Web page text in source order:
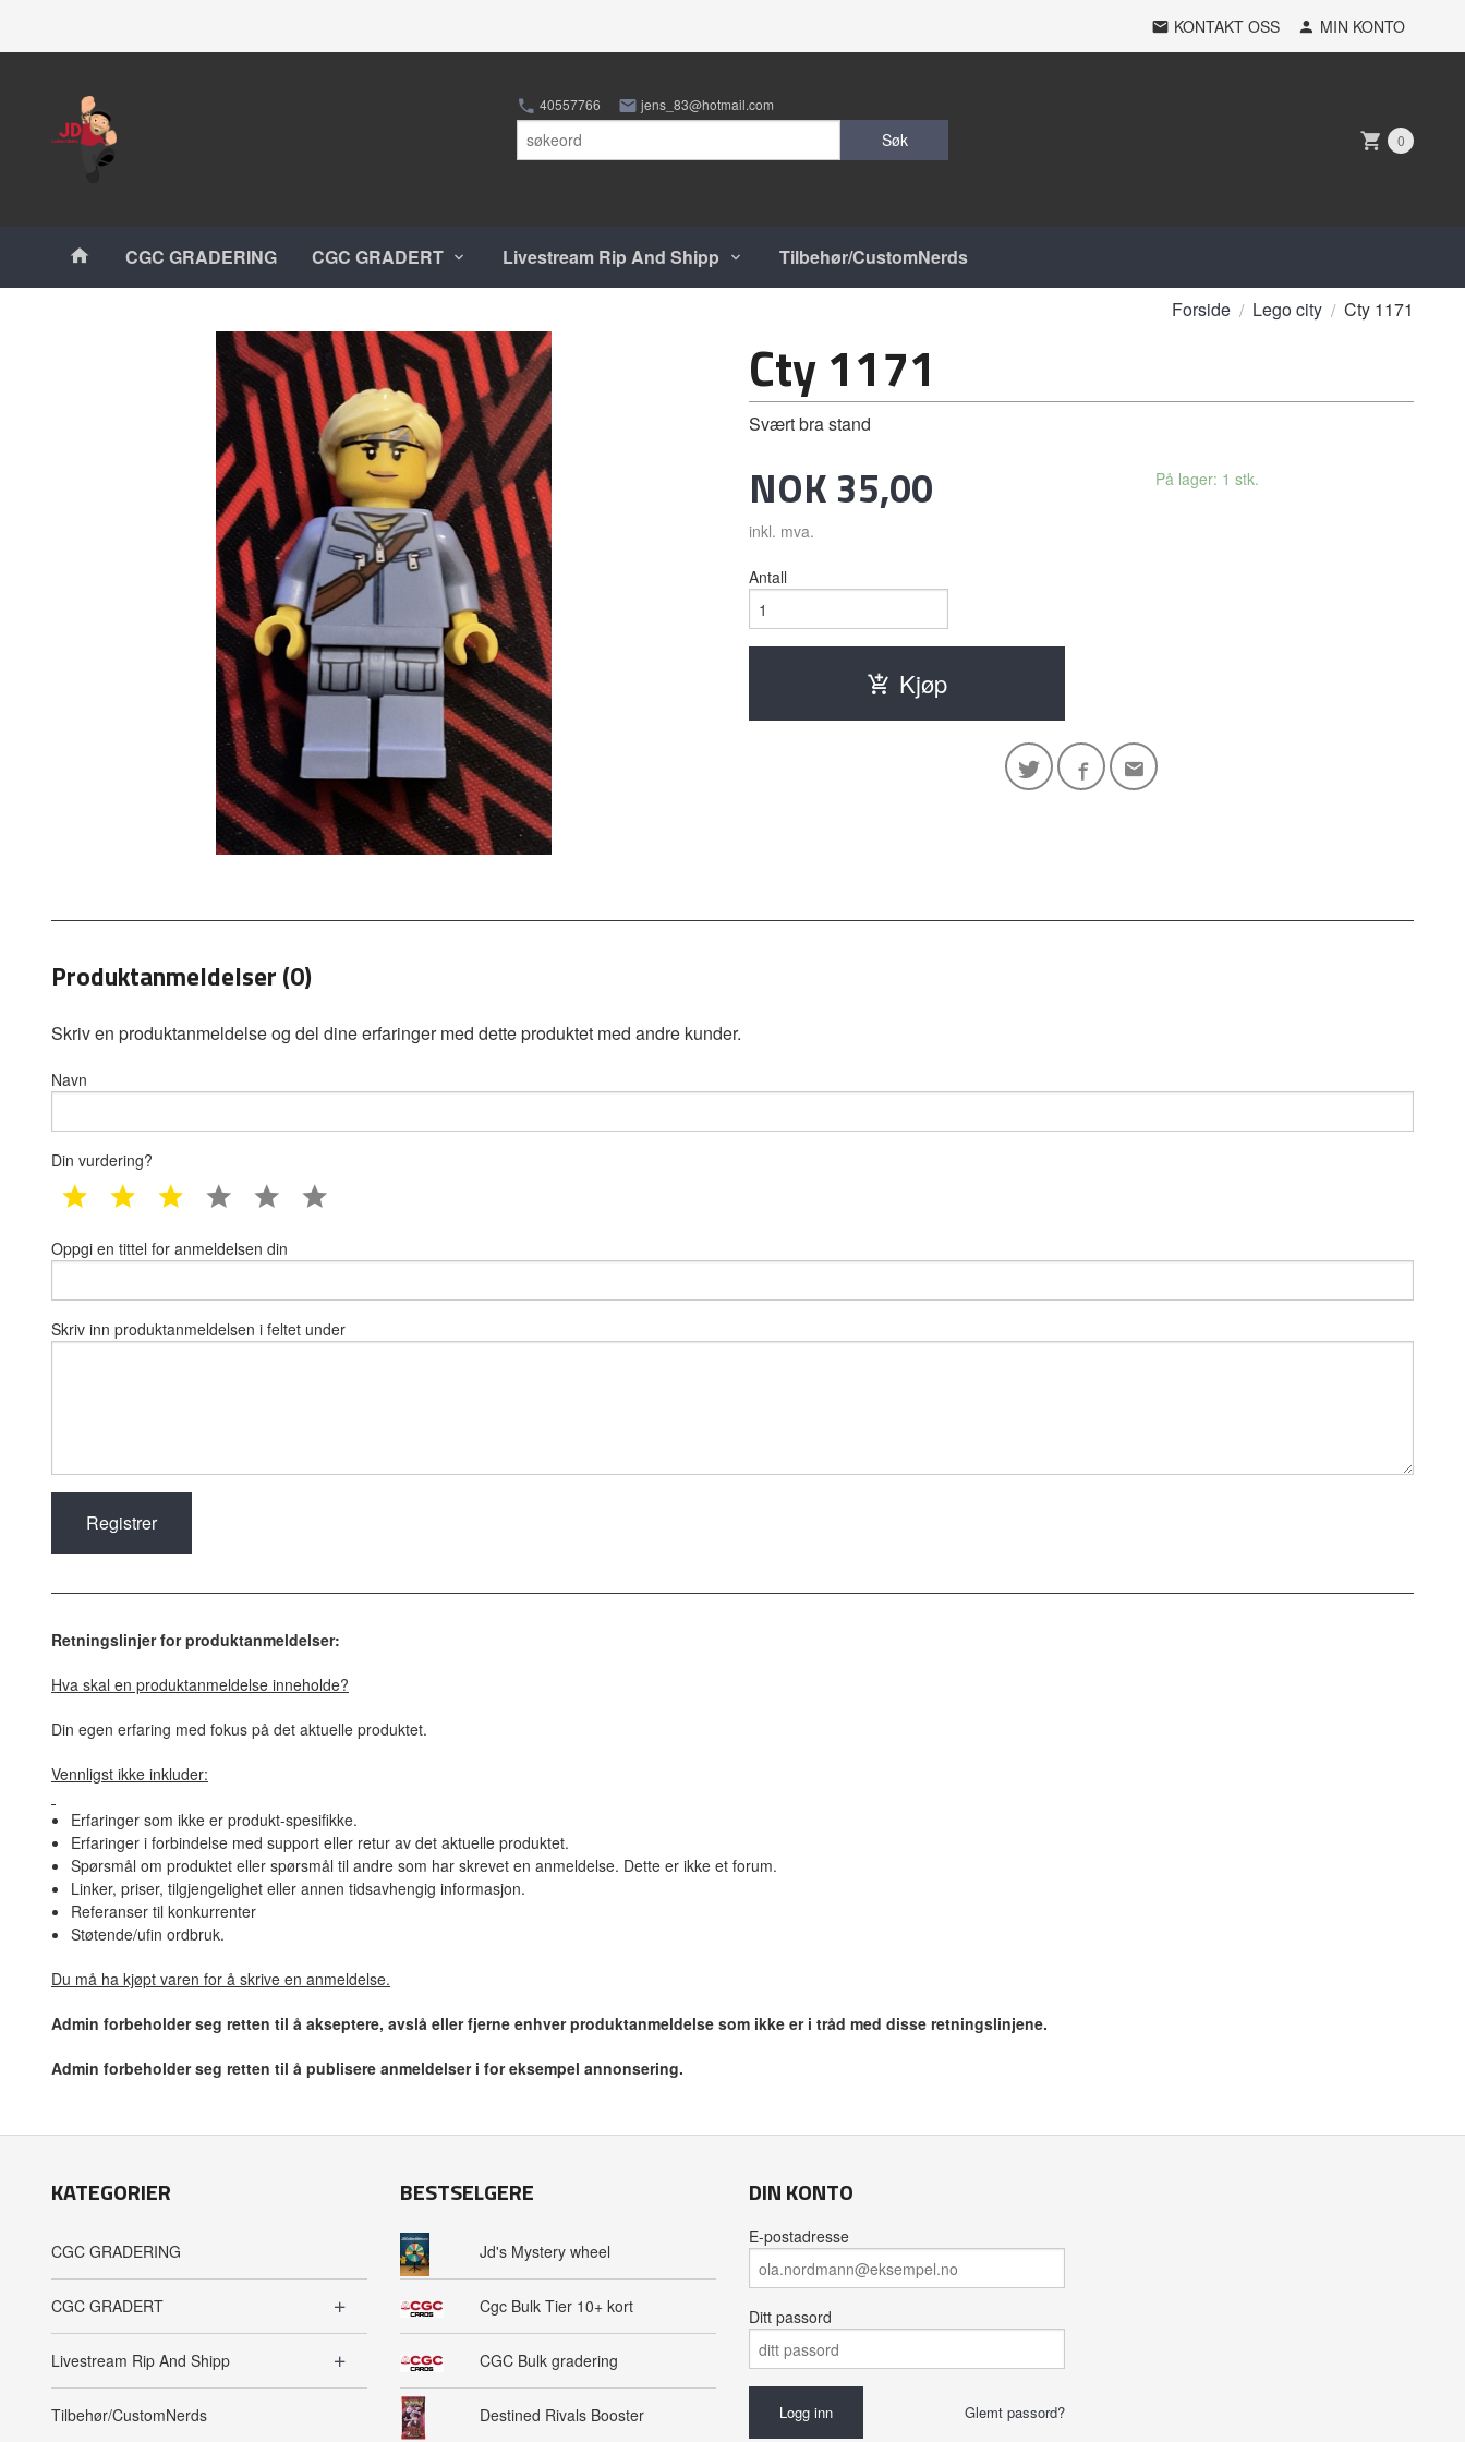
KONTAKT OSS MIN KONTO
40557766 jens_83@hotmail.com
Søk 0
Produkter
CGC GRADERING CGC GRADERT Livestream Rip And Shipp Tilbehør/CustomNerds
Forside Lego city Cty 1171
Cty 1171
Svært bra stand
Pris
NOK 35,00
inkl. mva.
På lager: 1 stk.
Antall
Kjøp
Produktanmeldelser (0)
Skriv en produktanmeldelse og del dine erfaringer med dette produktet med andre kunder.
Navn
Din vurdering?
1 star 2 star 3 star 4 star 5 star
Oppgi en tittel for anmeldelsen din
Skriv inn produktanmeldelsen i feltet under
Retningslinjer for produktanmeldelser:
Hva skal en produktanmeldelse inneholde?
Din egen erfaring med fokus på det aktuelle produktet.
Vennligst ikke inkluder:
Erfaringer som ikke er produkt-spesifikke.
Erfaringer i forbindelse med support eller retur av det aktuelle produktet.
Spørsmål om produktet eller spørsmål til andre som har skrevet en anmeldelse. Dette er ikke et forum.
Linker, priser, tilgjengelighet eller annen tidsavhengig informasjon.
Referanser til konkurrenter
Støtende/ufin ordbruk.
Du må ha kjøpt varen for å skrive en anmeldelse.
Admin forbeholder seg retten til å akseptere, avslå eller fjerne enhver produktanmeldelse som ikke er i tråd med disse retningslinjene.
Admin forbeholder seg retten til å publisere anmeldelser i for eksempel annonsering.
KATEGORIER
CGC GRADERING
CGC GRADERT
Livestream Rip And Shipp
Tilbehør/CustomNerds
BESTSELGERE
Jd's Mystery wheel
Cgc Bulk Tier 10+ kort
CGC Bulk gradering
Destined Rivals Booster
DIN KONTO
E-postadresse
Ditt passord
Glemt passord?